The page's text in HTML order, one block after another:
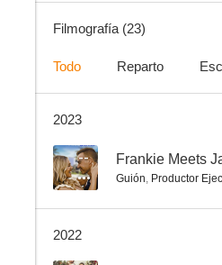
3.8
Filmografía (23)
Todo Reparto
2023
-- Frankie Meets
Guión, Productor
2022